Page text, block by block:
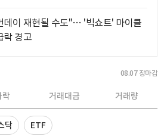
데이 재현될 수도"… '빅쇼트' 마이클
락 경고
08.07 장마감
락 거래대금 거래량
닥 ETF